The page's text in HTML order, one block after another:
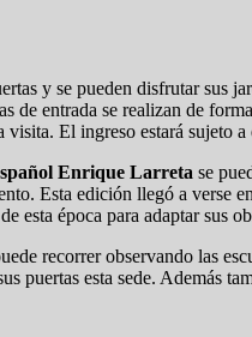
y se pueden disfrutar sus
de entrada se realizan de
visita. El ingreso estará
Enrique Larreta se
Esta edición llegó a verse
esta época para adaptar sus
recorrer observando las
puertas esta sede. Además